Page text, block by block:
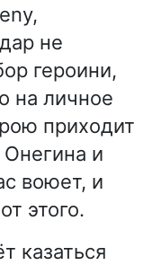
не
героини,
на личное
приходит
и
воюет, и
этого.
казаться